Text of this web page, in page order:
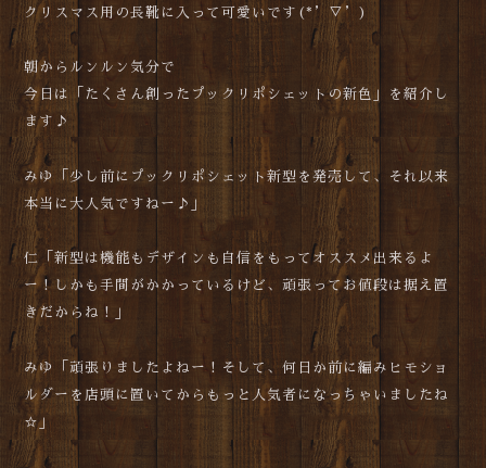
クリスマス用の長靴に入って可愛いです(*’▽’)
朝からルンルン気分で
今日は「たくさん創ったプックリポシェットの新色」を紹介し
ます♪
みゆ「少し前にプックリポシェット新型を発売して、それ以来
本当に大人気ですねー♪」
仁「新型は機能もデザインも自信をもってオススメ出来るよ
ー！しかも手間がかかっているけど、頑張ってお値段は据え置
きだからね！」
みゆ「頑張りましたよねー！そして、何日か前に編みヒモショ
ルダーを店頭に置いてからもっと人気者になっちゃいましたね
☆」